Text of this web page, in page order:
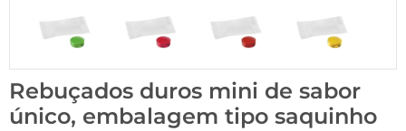
Rebuçados duros mini de sabor
único, embalagem tipo saquinho